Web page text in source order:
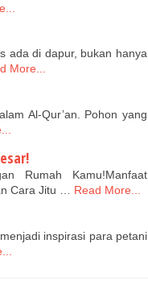
ada di dapur, bukan hanya
More...
Al-Qur’an. Pohon yang
Rumah Kamu!Manfaat
Cara Jitu …
Read More...
inspirasi para petani